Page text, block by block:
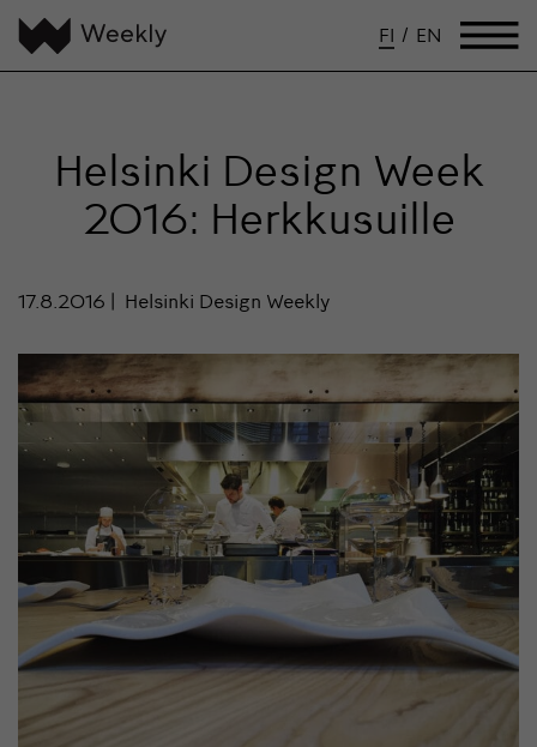
FI / EN
Helsinki Design Week
2016: Herkkusuille
17.8.2016 Helsinki Design Weekly